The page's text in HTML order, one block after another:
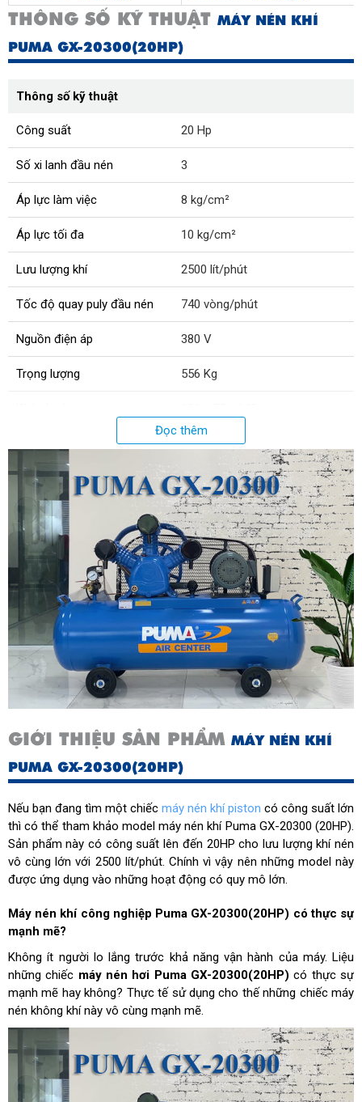
THÔNG SỐ KỸ THUẬT MÁY NÉN KHÍ
PUMA GX-20300(20HP)
Thông số kỹ thuật
Công suất 20 Hp
Số xi lanh đầu nén 3
Áp lực làm việc 8 kg/cm²
Áp lực tối đa 10 kg/cm²
Lưu lượng khí 2500 lít/phút
Tốc độ quay puly đầu nén 740 vòng/phút
Nguồn điện áp 380 V
Trọng lượng 556 Kg
Đài Loan
Đọc thêm
GIỚI THIỆU SẢN PHẨM MÁY NÉN KHÍ
PUMA GX-20300(20HP)
Nếu bạn đang tìm một chiếc máy nén khí piston có công suất lớn
thì có thể tham khảo model máy nén khí Puma GX-20300 (20HP).
Sản phẩm này có công suất lên đến 20HP cho lưu lượng khí nén
vô cùng lớn với 2500 lít/phút. Chính vì vậy nên những model này
được ứng dụng vào những hoạt động có quy mô lớn.
Máy nén khí công nghiệp Puma GX-20300(20HP) có thực sự
mạnh mẽ?
Không ít người lo lắng trước khả năng vận hành của máy. Liệu
những chiếc máy nén hơi Puma GX-20300(20HP) có thực sự
mạnh mẽ hay không? Thực tế sử dụng cho thế những chiếc máy
nén không khí này vô cùng mạnh mẽ.